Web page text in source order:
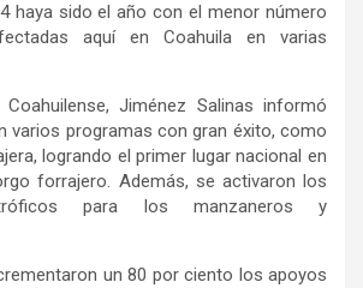
haya sido el año con el menor número
aquí en Coahuila en varias
Jiménez Salinas informó
varios programas con gran éxito, como
logrando el primer lugar nacional en
forrajero. Además, se activaron los
para los manzaneros y
un 80 por ciento los apoyos